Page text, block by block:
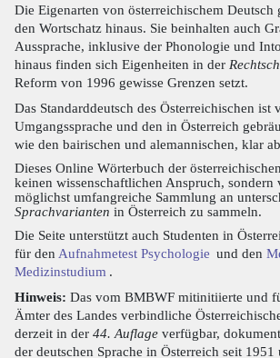
Die Eigenarten von österreichischem Deutsch
den Wortschatz hinaus. Sie beinhalten auch
Aussprache, inklusive der Phonologie und
hinaus finden sich Eigenheiten in der
Reform von 1996 gewisse Grenzen setzt.
Das Standarddeutsch des Österreichischen ist
Umgangssprache und den in Österreich
wie den bairischen und alemannischen, klar
Dieses Online Wörterbuch der
keinen wissenschaftlichen Anspruch, sondern
möglichst umfangreiche Sammlung an
Sprachvarianten in Österreich zu sammeln.
Die Seite unterstützt auch Studenten in
für den Aufnahmetest Psychologie und den
Medizinstudium .
Hinweis: Das vom BMBWF mitinitiierte und
Ämter des Landes verbindliche
derzeit in der 44. Auflage verfügbar,
der deutschen Sprache in Österreich seit